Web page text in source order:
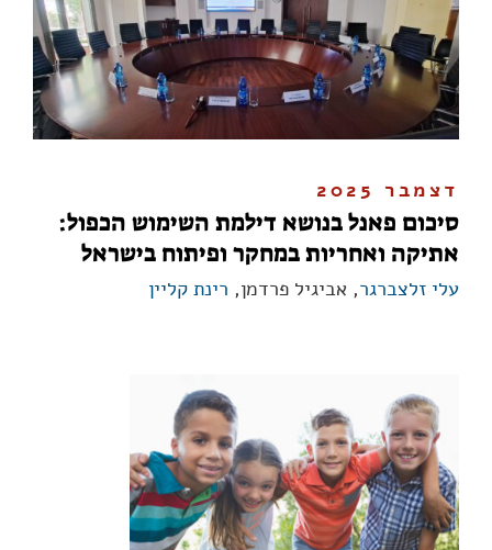
דצמבר 2025
סיכום פאנל בנושא דילמת השימוש הכפול:
אתיקה ואחריות במחקר ופיתוח בישראל
עלי זלצברגר, אביגיל פרדמן, רינת קליין